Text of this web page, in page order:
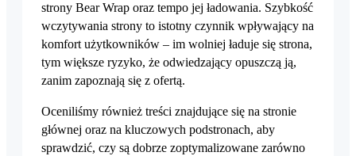
strony Bear Wrap oraz tempo jej ładowania. Szybkość
wczytywania strony to istotny czynnik wpływający na
komfort użytkowników – im wolniej ładuje się strona,
tym większe ryzyko, że odwiedzający opuszczą ją,
zanim zapoznają się z ofertą.
Oceniliśmy również treści znajdujące się na stronie
głównej oraz na kluczowych podstronach, aby
sprawdzić, czy są dobrze zoptymalizowane zarówno